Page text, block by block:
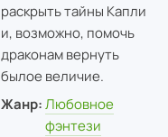
раскрыть тайны Капли
и, возможно, помочь
драконам вернуть
былое величие.
Жанр: Любовное
фэнтези